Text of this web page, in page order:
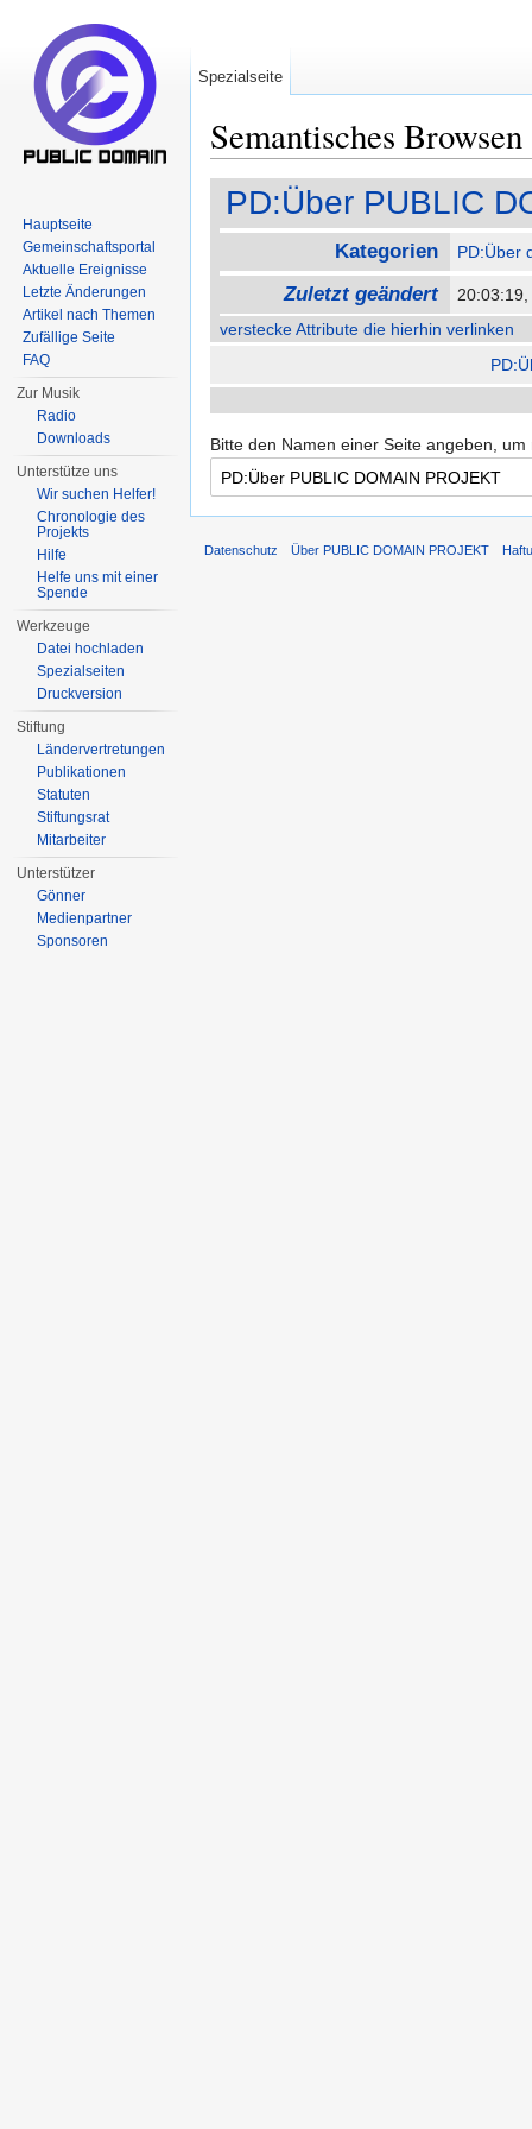
Semantisches Browsen
PD:Über PUBLIC
Kategorien PD:Über
Zuletzt geändert
verstecke Attribute die hierhin verlinken
Bitte den Namen einer Seite angeben,
Spezialseite
Hauptseite
Gemeinschaftsportal
Aktuelle Ereignisse
Letzte Änderungen
Artikel nach Themen
Zufällige Seite
FAQ
Zur Musik
Radio
Downloads
Unterstütze uns
Wir suchen Helfer!
Chronologie des
Projekts
Hilfe
Helfe uns mit einer
Spende
Werkzeuge
Datei hochladen
Spezialseiten
Druckversion
Stiftung
Ländervertretungen
Publikationen
Statuten
Stiftungsrat
Mitarbeiter
Unterstützer
Gönner
Medienpartner
Sponsoren
Datenschutz Über PUBLIC DOMAIN PROJEKT